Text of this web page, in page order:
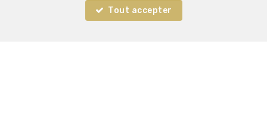
Tout accepter